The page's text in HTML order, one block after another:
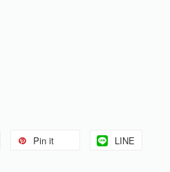
Pin it LINE